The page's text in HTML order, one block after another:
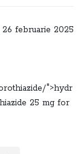
26 februarie 2025
">hydr
25 mg for